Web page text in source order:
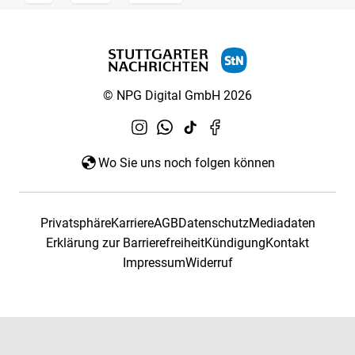
© NPG Digital GmbH 2026
Wo Sie uns noch folgen können
PrivatsphäreKarriereAGBDatenschutzMediadaten
Erklärung zur BarrierefreiheitKündigungKontakt
ImpressumWiderruf